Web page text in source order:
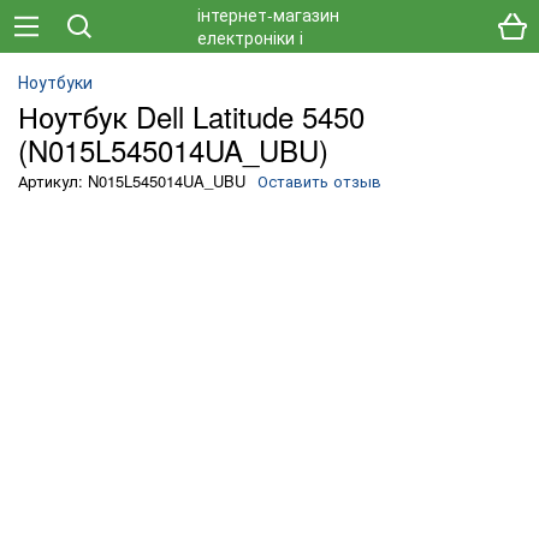
Ноутбуки
Ноутбук Dell Latitude 5450
(N015L545014UA_UBU)
Артикул: N015L545014UA_UBU Оставить отзыв